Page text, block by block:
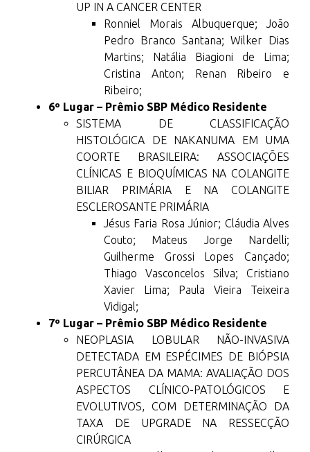
UP IN A CANCER CENTER
Ronniel Morais Albuquerque; João
Pedro Branco Santana; Wilker Dias
Martins; Natália Biagioni de Lima;
Cristina Anton; Renan Ribeiro e
Ribeiro;
6º Lugar – Prêmio SBP Médico Residente
SISTEMA DE CLASSIFICAÇÃO
HISTOLÓGICA DE NAKANUMA EM UMA
COORTE BRASILEIRA: ASSOCIAÇÕES
CLÍNICAS E BIOQUÍMICAS NA COLANGITE
BILIAR PRIMÁRIA E NA COLANGITE
ESCLEROSANTE PRIMÁRIA
Jésus Faria Rosa Júnior; Cláudia Alves
Couto; Mateus Jorge Nardelli;
Guilherme Grossi Lopes Cançado;
Thiago Vasconcelos Silva; Cristiano
Xavier Lima; Paula Vieira Teixeira
Vidigal;
7º Lugar – Prêmio SBP Médico Residente
NEOPLASIA LOBULAR NÃO-INVASIVA
DETECTADA EM ESPÉCIMES DE BIÓPSIA
PERCUTÂNEA DA MAMA: AVALIAÇÃO DOS
ASPECTOS CLÍNICO-PATOLÓGICOS E
EVOLUTIVOS, COM DETERMINAÇÃO DA
TAXA DE UPGRADE NA RESSECÇÃO
CIRÚRGICA